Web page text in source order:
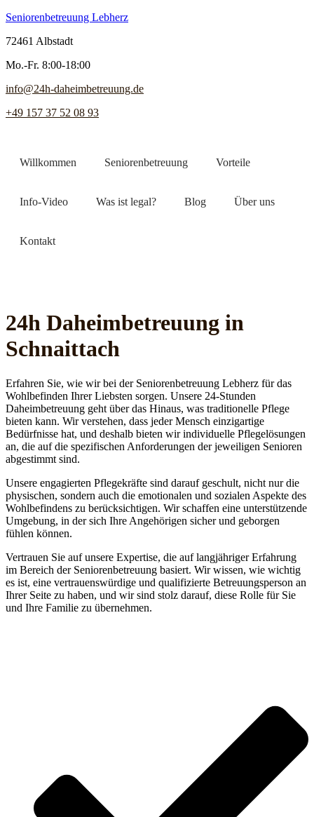
Seniorenbetreuung Lebherz
72461 Albstadt
Mo.-Fr. 8:00-18:00
info@24h-daheimbetreuung.de
+49 157 37 52 08 93
Willkommen Seniorenbetreuung Vorteile
Info-Video Was ist legal? Blog Über uns
Kontakt
24h Daheim­betreuung in
Schnaittach
Erfahren Sie, wie wir bei der Seniorenbetreuung Lebherz für das
Wohlbefinden Ihrer Liebsten sorgen. Unsere 24-Stunden
Daheimbetreuung geht über das Hinaus, was traditionelle Pflege
bieten kann. Wir verstehen, dass jeder Mensch einzigartige
Bedürfnisse hat, und deshalb bieten wir individuelle Pflegelösungen
an, die auf die spezifischen Anforderungen der jeweiligen Senioren
abgestimmt sind.
Unsere engagierten Pflegekräfte sind darauf geschult, nicht nur die
physischen, sondern auch die emotionalen und sozialen Aspekte des
Wohlbefindens zu berücksichtigen. Wir schaffen eine unterstützende
Umgebung, in der sich Ihre Angehörigen sicher und geborgen
fühlen können.
Vertrauen Sie auf unsere Expertise, die auf langjähriger Erfahrung
im Bereich der Seniorenbetreuung basiert. Wir wissen, wie wichtig
es ist, eine vertrauenswürdige und qualifizierte Betreuungsperson an
Ihrer Seite zu haben, und wir sind stolz darauf, diese Rolle für Sie
und Ihre Familie zu übernehmen.